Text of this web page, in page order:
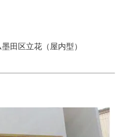
田区立花（屋内型）